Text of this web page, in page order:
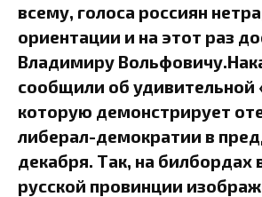
всему, голоса россиян
ориентации и на этот раз
Владимиру
сообщили об удивительной
которую демонстрирует
либерал-демократии в
декабря. Так, на билбордах
русской провинции